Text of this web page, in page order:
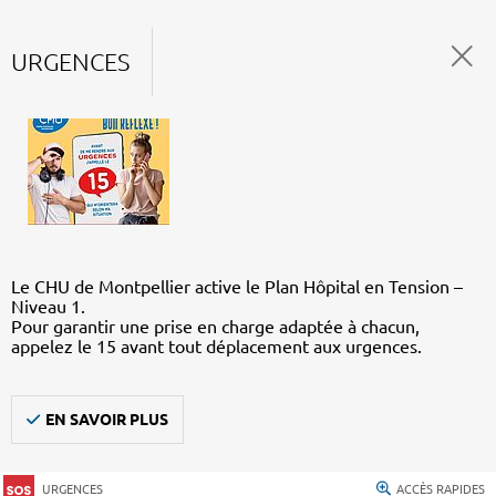
URGENCES
Le CHU de Montpellier active le Plan Hôpital en Tension –
Niveau 1.
Pour garantir une prise en charge adaptée à chacun,
appelez le 15 avant tout déplacement aux urgences.
EN SAVOIR PLUS
URGENCES ACCÈS RAPIDES